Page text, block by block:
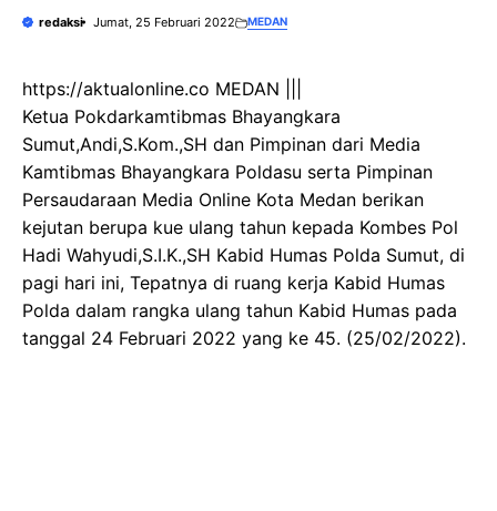
redaksi Jumat, 25 Februari 2022 MEDAN
https://aktualonline.co MEDAN |||
Ketua Pokdarkamtibmas Bhayangkara
Sumut,Andi,S.Kom.,SH dan Pimpinan dari Media
Kamtibmas Bhayangkara Poldasu serta Pimpinan
Persaudaraan Media Online Kota Medan berikan
kejutan berupa kue ulang tahun kepada Kombes Pol
Hadi Wahyudi,S.I.K.,SH Kabid Humas Polda Sumut, di
pagi hari ini, Tepatnya di ruang kerja Kabid Humas
Polda dalam rangka ulang tahun Kabid Humas pada
tanggal 24 Februari 2022 yang ke 45. (25/02/2022).